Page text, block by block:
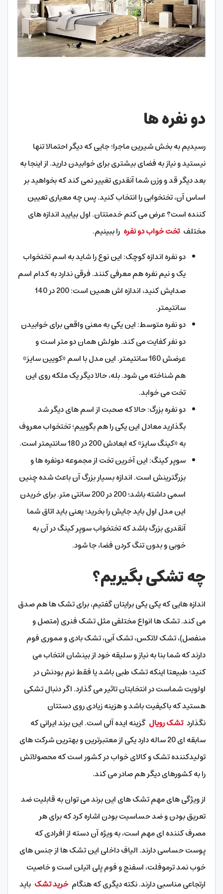
دو نفره ها
رسیدیم به بخش شیرین ماجرا؛ جایی که دیگر احتمالا تنها
نیستید و نیاز به فضای بیشتری برای خوابیدن دارید. از اینجا به
بعد دیگر قد و وزن شما آنقدری تغییر نمی کند که بخواهید بر
اساس آن، تختخوابی را انتخاب کنید. پس چه معیاری تعیین
کننده است؟ عرض می کنم خدمتتان. اول بیایید اندازه های
مختلفتخت خواب دو نفره را ببینیم.
دو نفره اندازه کوچک: این نوع را شاید به اسم تختخواب
یک و نیم نفره هم معرفی کنند. فرقی ندارد به کدام اسم
صدایش کنید، اندازه اش همین است: 200 در 140
سانتیمتر.
دو نفره متوسط: این یکی به معنی واقعی برای خوابیدن
دو نفر کفایت می کند. طولش همان دو متر است و
عرضش 160 سانتیمتر. این مدل با اسم «کویین سایز»
هم شناخته می شود. بله، حالا دیگر یک ملکه روی این
تخت می خوابد.
دو نفره بزرگ: حالا که صحبت از اسم های دیگر شد
بگذارید معادل این یکی را هم بگوییم؛ تختخواب معروف
به «کینگ سایز» که ابعادش 200 در 180 سانتیمتر است.
سوپر کینگ: این آخرین تخت از مجموعه دونفره ها و
بزرگترینش است. اندازه بسیار بزرگ آن باعث شده چنین
اسمی داشته باشد؛ 200 در 200 سانتی متر. برای خریدن
این مدل اول باید جایش را بخرید؛ یعنی باید اتاق شما
آنقدری بزرگ باشد که تختخواب سوپر کینگ در آن به
خوبی و بدون تنگ کردن فضا، جا شود.
چه تشکی بگیریم؟
اندازه هایی که یکی یکی برایتان گفتیم، برای تشک ها هم صدق
می کند. تشک ها انواع مختلفی مثل تشک فنری (متصل و
منفصل)، تشک لاتکس، تشک آبی، تشک بادی و مموری فوم
دارند که شما بنا به نیاز و سلیقه خود از بینشان انتخاب می
کنید؛ طبیعتا اینکه تشک طبی باشد یا فقط نرم بودنش در
اولویت شماست در انتخابتان تاثیر می گذارد. اگر دنبال تشکی
هستید که باکیفیت باشد و هزینه زیادی روی دستتان
نگذاردتشک رویال گزینه ایده آلی است. این برند ایرانی که
سابقه ای 20 ساله دارد یکی از معتبرترین و بهترین شرکت های
تولیدکننده تشک و کالای خواب در کشور است که محصولاتش
را به کشورهای دیگر هم صادر می کند.
از ویژگی های مهم تشک های این برند می توان به قابلیت ضد
تعریق بودن و ضد حساسیت بودن اشاره کرد که برای هر
مصرف کننده ای مهم است، به ویژه آن دسته از افرادی که
پوست حساسی دارند. الیاف داخلی این تشک ها از جنس های
خوب نمد ترموفلت، اسفنج و فوم پلی اتیلن است و خاصیت
ارتجاعی مناسبی دارند. نکته دیگری که هنگامخرید تشک باید